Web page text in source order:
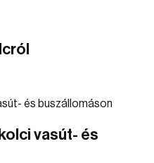
vasút- és